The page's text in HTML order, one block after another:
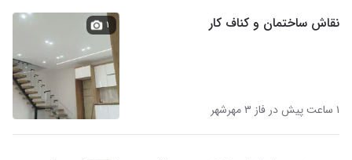
نقاش ساختمان و کناف کار
۱ ساعت پیش در فاز ۳ مهرشهر
۱